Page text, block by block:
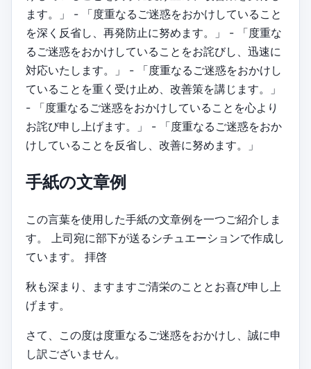
ます。」 - 「度重なるご迷惑をおかけしていること
を深く反省し、再発防止に努めます。」 - 「度重な
るご迷惑をおかけしていることをお詫びし、迅速に
対応いたします。」 - 「度重なるご迷惑をおかけし
ていることを重く受け止め、改善策を講じます。」
- 「度重なるご迷惑をおかけしていることを心より
お詫び申し上げます。」 - 「度重なるご迷惑をおか
けしていることを反省し、改善に努めます。」
手紙の文章例
この言葉を使用した手紙の文章例を一つご紹介しま
す。 上司宛に部下が送るシチュエーションで作成し
ています。 拝啓
秋も深まり、ますますご清栄のこととお喜び申し上
げます。
さて、この度は度重なるご迷惑をおかけし、誠に申
し訳ございません。